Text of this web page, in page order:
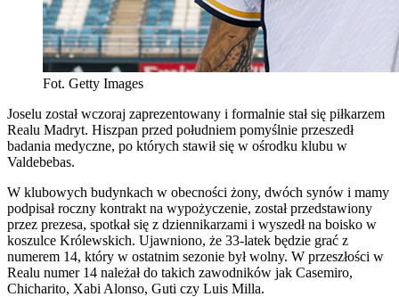
Fot. Getty Images
Joselu został wczoraj zaprezentowany i formalnie stał się piłkarzem
Realu Madryt. Hiszpan przed południem pomyślnie przeszedł
badania medyczne, po których stawił się w ośrodku klubu w
Valdebebas.
W klubowych budynkach w obecności żony, dwóch synów i mamy
podpisał roczny kontrakt na wypożyczenie, został przedstawiony
przez prezesa, spotkał się z dziennikarzami i wyszedł na boisko w
koszulce Królewskich. Ujawniono, że 33-latek będzie grać z
numerem 14, który w ostatnim sezonie był wolny. W przeszłości w
Realu numer 14 należał do takich zawodników jak Casemiro,
Chicharito, Xabi Alonso, Guti czy Luis Milla.